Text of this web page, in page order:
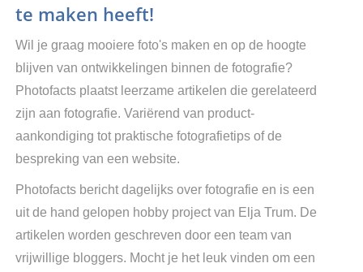
te maken heeft!
Wil je graag mooiere foto's maken en op de hoogte
blijven van ontwikkelingen binnen de fotografie?
Photofacts plaatst leerzame artikelen die gerelateerd
zijn aan fotografie. Variërend van product-
aankondiging tot praktische fotografietips of de
bespreking van een website.
Photofacts bericht dagelijks over fotografie en is een
uit de hand gelopen hobby project van Elja Trum. De
artikelen worden geschreven door een team van
vrijwillige bloggers. Mocht je het leuk vinden om een